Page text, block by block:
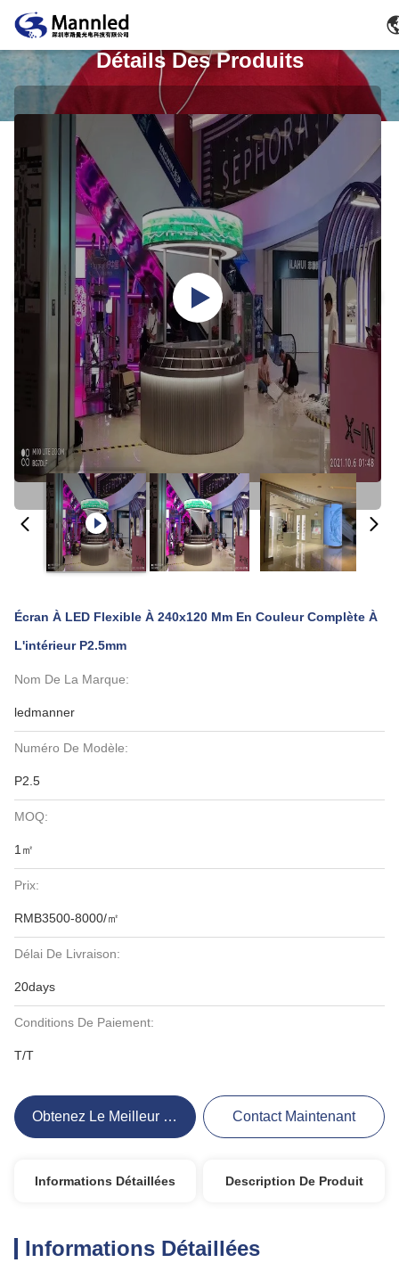
Détails Des Produits
Écran À LED Flexible À 240x120 Mm En Couleur Complète À
L'intérieur P2.5mm
Nom De La Marque:
ledmanner
Numéro De Modèle:
P2.5
MOQ:
1㎡
Prix:
RMB3500-8000/㎡
Délai De Livraison:
20days
Conditions De Paiement:
T/T
Obtenez Le Meilleur Prix Contact Maintenant
Informations Détaillées Description De Produit
Informations Détaillées